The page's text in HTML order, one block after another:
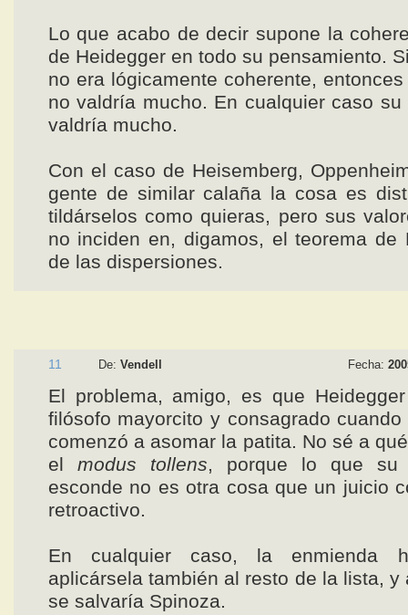
Lo que acabo de decir supone la
de Heidegger en todo su pensamiento.
no era lógicamente coherente,
no valdría mucho. En cualquier caso
valdría mucho.
Con el caso de Heisemberg,
gente de similar calaña la cosa es
tildárselos como quieras, pero sus
no inciden en, digamos, el teorema de
de las dispersiones.
11 De: Vendell Fecha:
El problema, amigo, es que
filósofo mayorcito y consagrado
comenzó a asomar la patita. No sé a
el modus tollens , porque lo que su
esconde no es otra cosa que un juicio
retroactivo.
En cualquier caso, la enmienda
aplicársela también al resto de la lista, y
se salvaría Spinoza.